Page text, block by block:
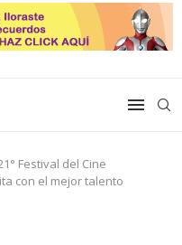
Festival del Cine
con el mejor talento